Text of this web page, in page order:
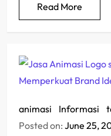
Read More
animasi Informasi
Posted on: June 25,